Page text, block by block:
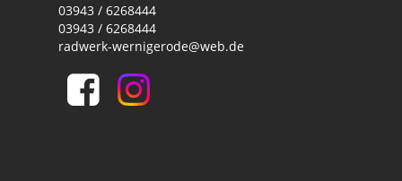
03943 / 6268444
03943 / 6268444
radwerk-wernigerode@web.de